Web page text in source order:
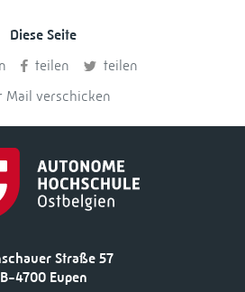
Diese Seite
teilen
teilen
Mail verschicken
Straße 57
B-4700 Eupen